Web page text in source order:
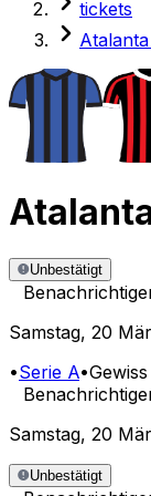
tickets
Unbestätigt
Samstag, 20
•Serie A•
Samstag, 20
Unbestätigt